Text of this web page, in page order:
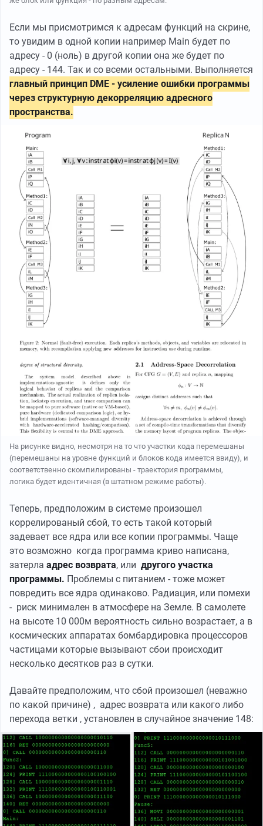
Если мы присмотримся к адресам функций на скрине,
то увидим в одной копии например Main будет по
адресу - 0 (ноль) в другой копии она же будет по
адресу - 144. Так и со всеми остальными. Выполняется
главный принцип DME - усиление ошибки программы
через структурную декорреляцию адресного
пространства.
На рисунке видно, несмотря на то что участки кода перемешаны
(перемешаны на уровне функций и блоков кода имеется ввиду), и
соответственно скомпилированы - траектория программы,
логика будет идентичная (в штатном режиме работы).
Теперь, предположим в системе произошел
коррелированый сбой, то есть такой который
задевает все ядра или все копии программы. Чаще
это возможно когда программа криво написана,
затерла адрес возврата, или другого участка
программы. Проблемы с питанием - тоже может
повредить все ядра одинаково. Радиация, или помехи
- риск минимален в атмосфере на Земле. В самолете
на высоте 10 000м вероятность сильно возрастает, а в
космических аппаратах бомбардировка процессоров
частицами которые вызывают сбои происходит
несколько десятков раз в сутки.
Давайте предположим, что сбой произошел (неважно
по какой причине) , адрес возврата или какого либо
перехода ветки , установлен в случайное значение 148: